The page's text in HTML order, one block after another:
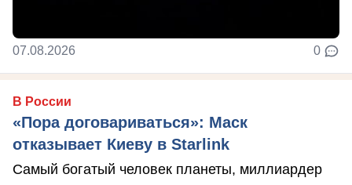
07.08.2026 0
В России
«Пора договариваться»: Маск
отказывает Киеву в Starlink
Самый богатый человек планеты, миллиардер